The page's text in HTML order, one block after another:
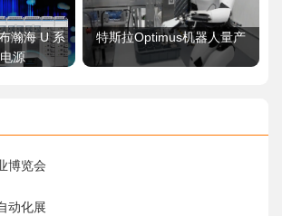
瀚海 U 系
源
特斯拉Optimus机器人量产
博览会
动化展